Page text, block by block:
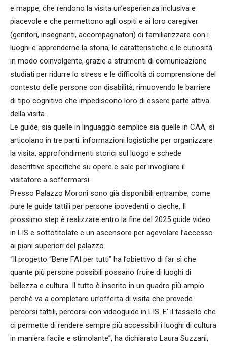
e mappe, che rendono la visita un’esperienza inclusiva e
piacevole e che permettono agli ospiti e ai loro caregiver
(genitori, insegnanti, accompagnatori) di familiarizzare con i
luoghi e apprenderne la storia, le caratteristiche e le curiosità
in modo coinvolgente, grazie a strumenti di comunicazione
studiati per ridurre lo stress e le difficoltà di comprensione del
contesto delle persone con disabilità, rimuovendo le barriere
di tipo cognitivo che impediscono loro di essere parte attiva
della visita.
Le guide, sia quelle in linguaggio semplice sia quelle in CAA, si
articolano in tre parti: informazioni logistiche per organizzare
la visita, approfondimenti storici sul luogo e schede
descrittive specifiche su opere e sale per invogliare il
visitatore a soffermarsi.
Presso Palazzo Moroni sono già disponibili entrambe, come
pure le guide tattili per persone ipovedenti o cieche. Il
prossimo step è realizzare entro la fine del 2025 guide video
in LIS e sottotitolate e un ascensore per agevolare l’accesso
ai piani superiori del palazzo.
“Il progetto “Bene FAI per tutti” ha l’obiettivo di far sì che
quante più persone possibili possano fruire di luoghi di
bellezza e cultura. Il tutto è inserito in un quadro più ampio
perchè va a completare un’offerta di visita che prevede
percorsi tattili, percorsi con videoguide in LIS. E’ il tassello che
ci permette di rendere sempre più accessibili i luoghi di cultura
in maniera facile e stimolante”, ha dichiarato Laura Suzzani,